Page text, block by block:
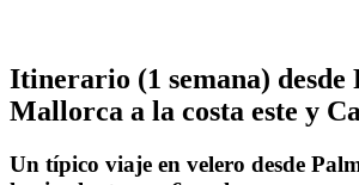
Itinerario (1 semana) desde
Mallorca a la costa este y
Un típico viaje en velero desde